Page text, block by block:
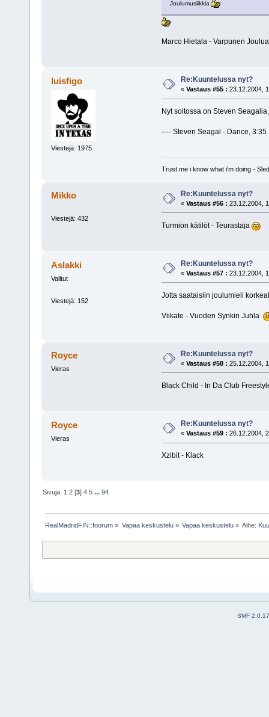
Joulumusiikkia
Marco Hietala - Varpunen
luisfigo
Viestejä: 1975
Re:Kuuntelussa nyt?
« Vastaus #55 : 23.12.2004,
Nyt soitossa on Steven
---- Steven Seagal - Dance,
Trust me i know what i'm doing -
Mikko
Viestejä: 432
Re:Kuuntelussa nyt?
« Vastaus #56 : 23.12.2004,
Turmion kätilöt - Teurastaja
Aslakki
Valitut
Viestejä: 152
Re:Kuuntelussa nyt?
« Vastaus #57 : 23.12.2004,
Jotta saataisiin joulumieli
Viikate - Vuoden Synkin Juhla
Royce
Vieras
Re:Kuuntelussa nyt?
« Vastaus #58 : 25.12.2004,
Black Child - In Da Club
Royce
Vieras
Re:Kuuntelussa nyt?
« Vastaus #59 : 26.12.2004,
Xzibit - Klack
Sivuja: 1 2 [3]4 5 ...94
RealMadridFIN::foorum » Vapaa keskustelu» Vapaa keskustelu» Aihe:
SMF 2.0.17